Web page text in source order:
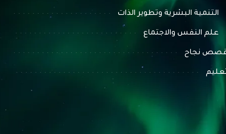
التنمية البشرية وتطوير الذات
علم النفس والاجتماع
نجاح